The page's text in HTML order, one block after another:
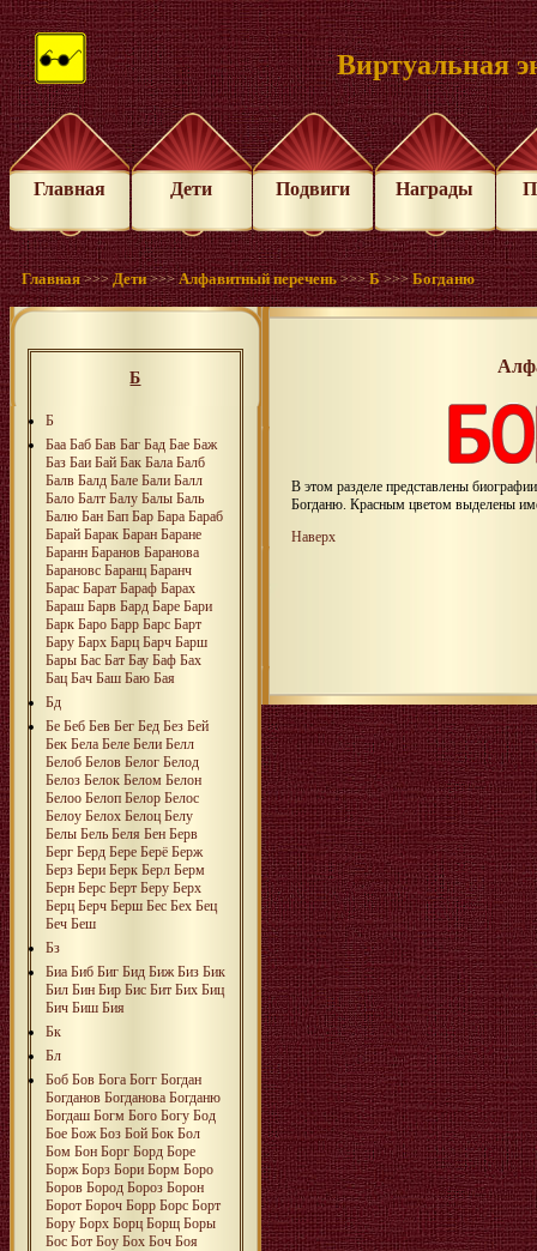
Виртуальная
Главная Дети Подвиги Награды
Главная >>>Дети >>>Алфавитный перечень >>>Б >>>Богданю
Б
Б
Баа Баб Бав Баг Бад Бае Баж
Баз Баи Бай Бак Бала Балб
Балв Балд Бале Бали Балл
Бало Балт Балу Балы Баль
Балю Бан Бап Бар Бара Бараб
Барай Барак Баран Баране
Баранн Баранов Баранова
Барановс Баранц Баранч
Барас Барат Бараф Барах
Бараш Барв Бард Баре Бари
Барк Баро Барр Барс Барт
Бару Барх Барц Барч Барш
Бары Бас Бат Бау Баф Бах
Бац Бач Баш Баю Бая
Бд
Бе Беб Бев Бег Бед Без Бей
Бек Бела Беле Бели Белл
Белоб Белов Белог Белод
Белоз Белок Белом Белон
Белоо Белоп Белор Белос
Белоу Белох Белоц Белу
Белы Бель Беля Бен Берв
Берг Берд Бере Берё Берж
Берз Бери Берк Берл Берм
Берн Берс Берт Беру Берх
Берц Берч Берш Бес Бех Бец
Беч Беш
Бз
Биа Биб Биг Бид Биж Биз Бик
Бил Бин Бир Бис Бит Бих Биц
Бич Биш Бия
Бк
Бл
Боб Бов Бога Богг Богдан
Богданов Богданова Богданю
Богдаш Богм Бого Богу Бод
Бое Бож Боз Бой Бок Бол
Бом Бон Борг Борд Боре
Борж Борз Бори Борм Боро
Боров Бород Бороз Борон
Борот Бороч Борр Борс Борт
Бору Борх Борц Борщ Боры
Бос Бот Боу Бох Боч Боя
В этом разделе представлены
Богданю. Красным цветом выделены
Наверх